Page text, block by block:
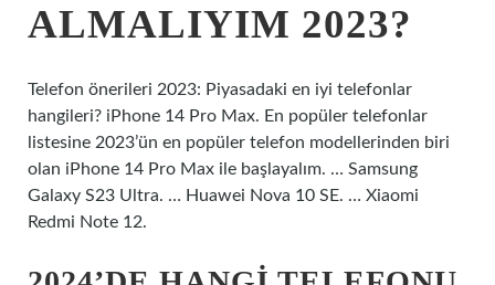
ALMALIYIM 2023?
Telefon önerileri 2023: Piyasadaki en iyi telefonlar
hangileri? iPhone 14 Pro Max. En popüler telefonlar
listesine 2023’ün en popüler telefon modellerinden biri
olan iPhone 14 Pro Max ile başlayalım. … Samsung
Galaxy S23 Ultra. … Huawei Nova 10 SE. … Xiaomi
Redmi Note 12.